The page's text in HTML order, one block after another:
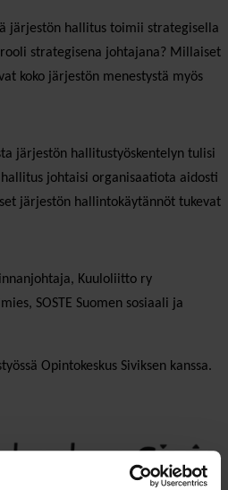
järjestön hallitus toimii strategisella
strategisena johtajana? Millaiset
koko järjestön menestystä myös
järjestön hallitustyöskentelyn tulisi
johtaisi organisaatiota aidosti
järjestön hallintokäytännöt tukevat
Kuuloliitto ry
SOSTE Suomen sosiaali ja
Opintokeskus Siviksen kanssa.